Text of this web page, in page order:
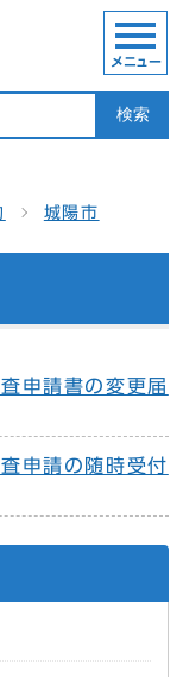
検索
メニュー
城陽市
申請書の変更届
申請の随時受付